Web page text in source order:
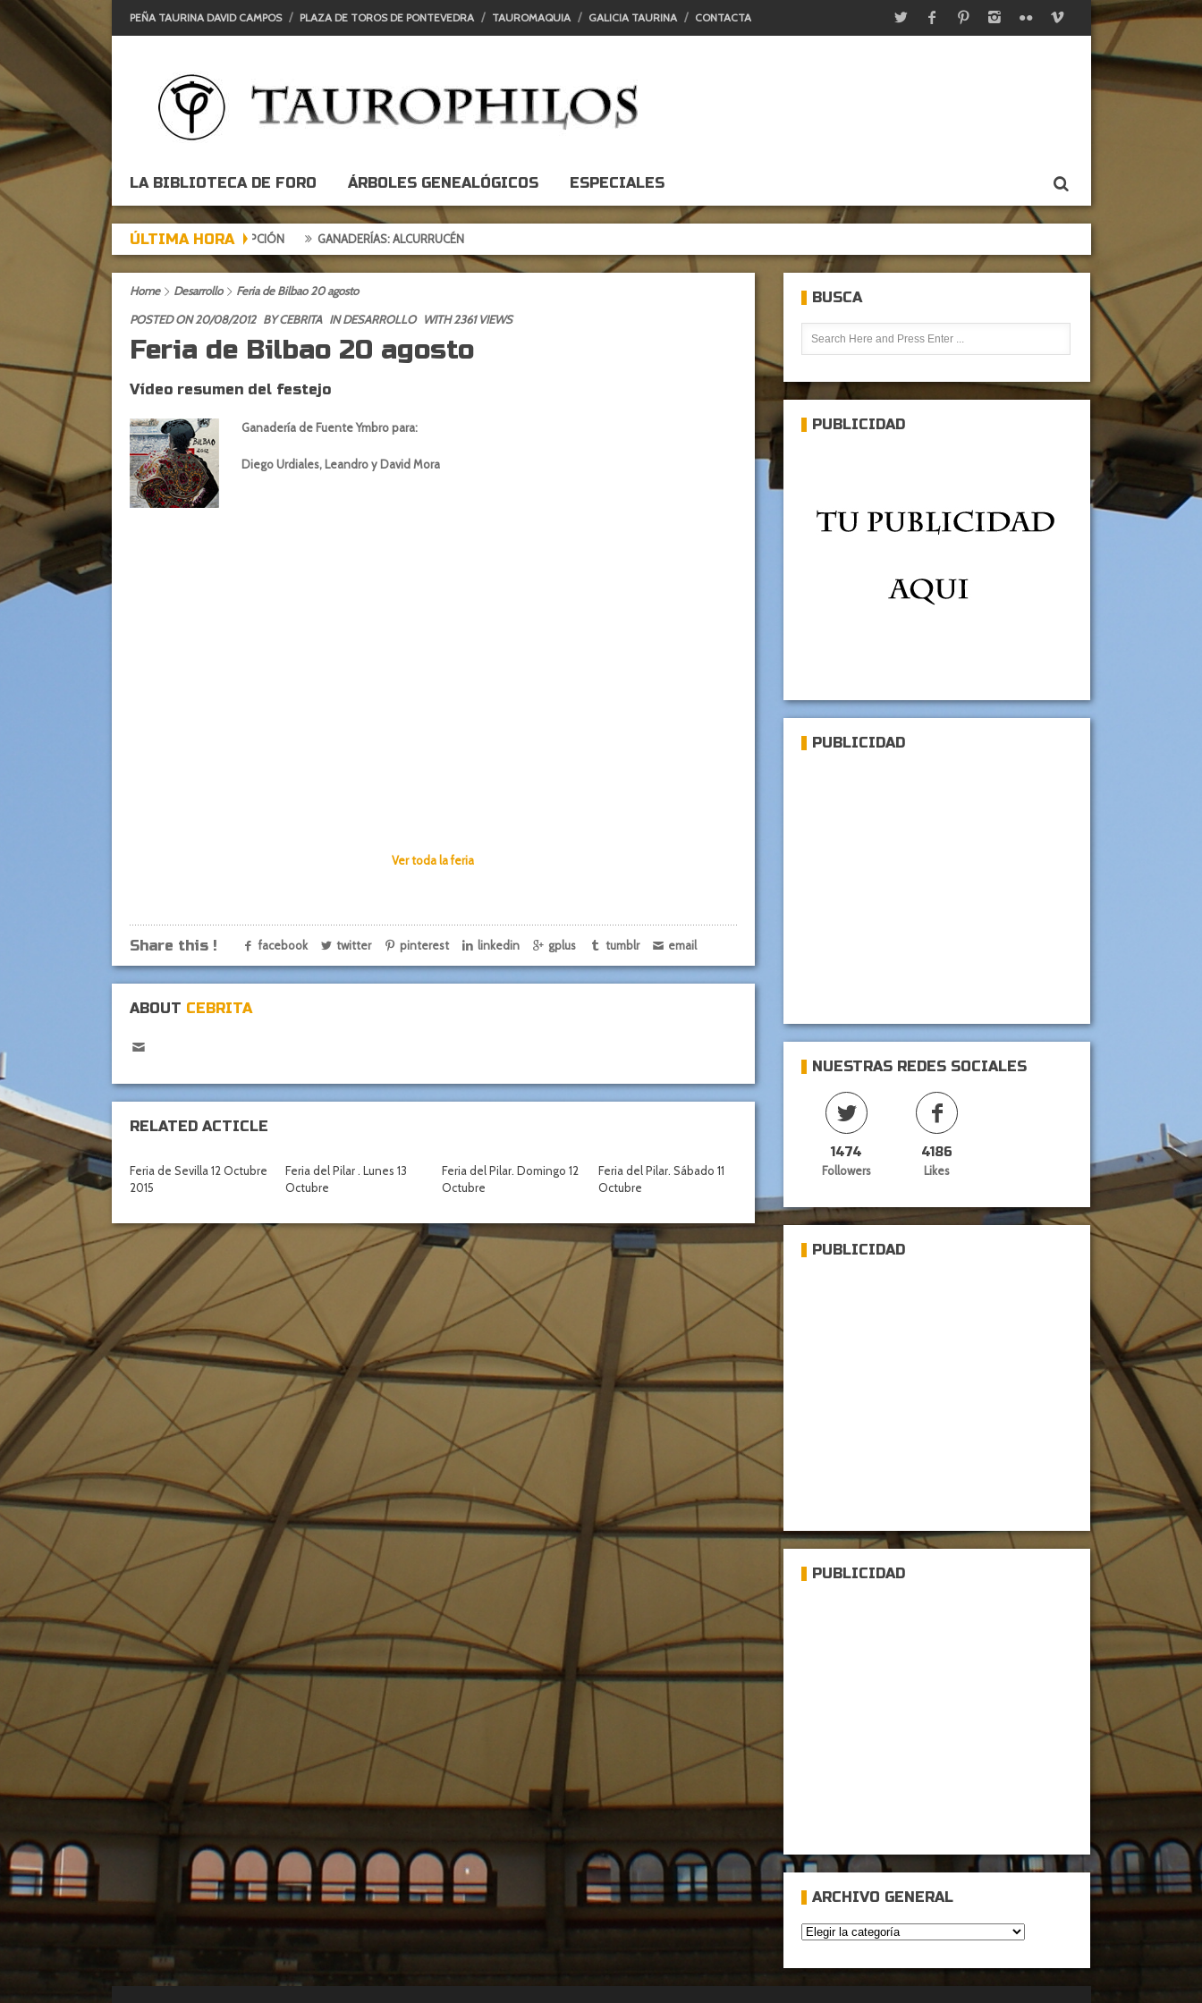
PEÑA TAURINA DAVID CAMPOS PLAZA DE TOROS DE PONTEVEDRA TAUROMAQUIA GALICIA TAURINA CONTACTA
LA BIBLIOTECA DE FORO ÁRBOLES GENEALÓGICOS ESPECIALES
ÚLTIMA HORA
EXPECTACIÓN, TARDE DE DECEPCIÓN GANADERÍAS: ALCURRUCÉN
Home Desarrollo
Feria de Bilbao 20 agosto
POSTED ON 20/08/2012 BYCEBRITA INDESARROLLO WITH 2361 VIEWS
Feria de Bilbao 20 agosto
Vídeo resumen del festejo
Ganadería de Fuente Ymbro para:
Diego Urdiales, Leandro y David Mora
Ver toda la feria
Share this ! facebook twitter pinterest linkedin gplus tumblr email
ABOUT CEBRITA
RELATED ACTICLE
Feria de Sevilla 12 Octubre
2015
Feria del Pilar . Lunes 13
Octubre
Feria del Pilar. Domingo 12
Octubre
Feria del Pilar. Sábado 11
Octubre
BUSCA
PUBLICIDAD
PUBLICIDAD
NUESTRAS REDES SOCIALES
1474
Followers
4186
Likes
PUBLICIDAD
PUBLICIDAD
ARCHIVO GENERAL